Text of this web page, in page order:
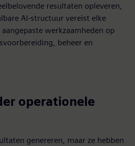
resultaten opleveren,
AI-structuur vereist elke
werkzaamheden op
beheer en
operationele
genereren, maar ze hebben